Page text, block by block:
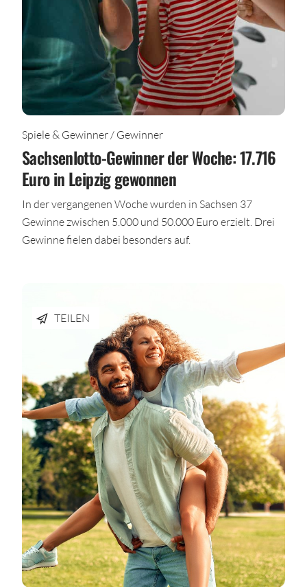
Spiele & Gewinner / Gewinner
Sachsenlotto-Gewinner der Woche: 17.716
Euro in Leipzig gewonnen
In der vergangenen Woche wurden in Sachsen 37
Gewinne zwischen 5.000 und 50.000 Euro erzielt. Drei
Gewinne fielen dabei besonders auf.
TEILEN